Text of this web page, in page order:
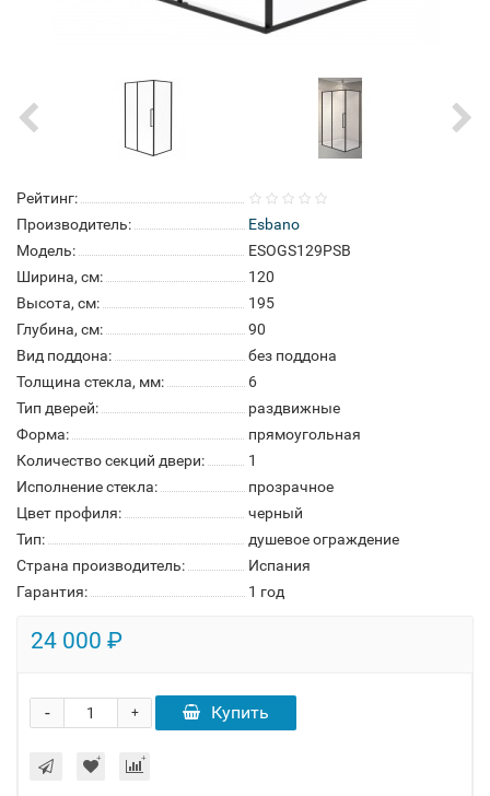
Рейтинг:
Производитель:
Esbano
Модель:
ESOGS129PSB
Ширина, см:
120
Высота, см:
195
Глубина, см:
90
Вид поддона:
без поддона
Толщина стекла, мм:
6
Тип дверей:
раздвижные
Форма:
прямоугольная
Количество секций двери:
1
Исполнение стекла:
прозрачное
Цвет профиля:
черный
Тип:
душевое ограждение
Страна производитель:
Испания
Гарантия:
1 год
24 000 ₽
+
- Купить